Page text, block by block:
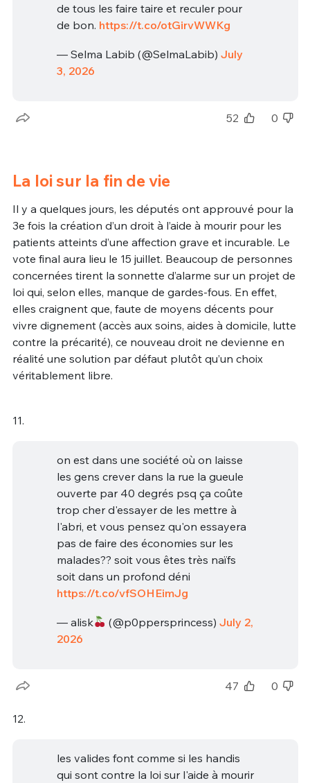
de tous les faire taire et reculer pour
de bon. https://t.co/otGirvWWKg
— Selma Labib (@SelmaLabib) July
3, 2026
52 0
La loi sur la fin de vie
Il y a quelques jours, les députés ont approuvé pour la
3e fois la création d’un droit à l’aide à mourir pour les
patients atteints d’une affection grave et incurable. Le
vote final aura lieu le 15 juillet. Beaucoup de personnes
concernées tirent la sonnette d’alarme sur un projet de
loi qui, selon elles, manque de gardes-fous. En effet,
elles craignent que, faute de moyens décents pour
vivre dignement (accès aux soins, aides à domicile, lutte
contre la précarité), ce nouveau droit ne devienne en
réalité une solution par défaut plutôt qu’un choix
véritablement libre.
11.
on est dans une société où on laisse
les gens crever dans la rue la gueule
ouverte par 40 degrés psq ça coûte
trop cher d'essayer de les mettre à
l'abri, et vous pensez qu'on essayera
pas de faire des économies sur les
malades?? soit vous êtes très naïfs
soit dans un profond déni
https://t.co/vfSOHEimJg
— alisk (@p0ppersprincess) July 2,
2026
47 0
12.
les valides font comme si les handis
qui sont contre la loi sur l'aide à mourir